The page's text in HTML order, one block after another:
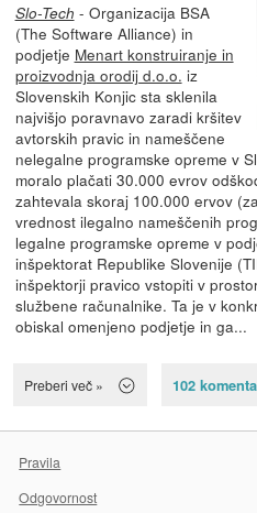
Slo-Tech - Organizacija BSA
(The Software Alliance) in
podjetje Menart konstruiranje in
proizvodnja orodij d.o.o. iz
Slovenskih Konjic sta sklenila
najvišjo poravnavo zaradi kršitev
avtorskih pravic in nameščene
nelegalne programske opreme v
moralo plačati 30.000 evrov
zahtevala skoraj 100.000 ervov
vrednost ilegalno nameščenih
legalne programske opreme v
inšpektorat Republike Slovenije
inšpektorji pravico vstopiti v
službene računalnike. Ta je v
obiskal omenjeno podjetje in ga...
Preberi več » 102
Pravila
Odgovornost